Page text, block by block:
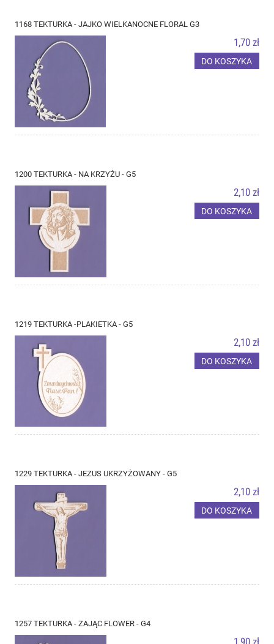
1168 TEKTURKA - JAJKO WIELKANOCNE FLORAL G3
1,70 zł
DO KOSZYKA
1200 TEKTURKA - NA KRZYŻU - G5
2,10 zł
DO KOSZYKA
1219 TEKTURKA -PLAKIETKA - G5
2,10 zł
DO KOSZYKA
1229 TEKTURKA - JEZUS UKRZYŻOWANY - G5
2,10 zł
DO KOSZYKA
1257 TEKTURKA - ZAJĄC FLOWER - G4
1,90 zł